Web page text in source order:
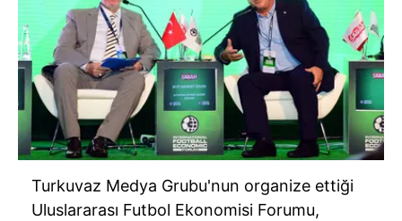
Turkuvaz Medya Grubu'nun organize ettiği
Uluslararası Futbol Ekonomisi Forumu,